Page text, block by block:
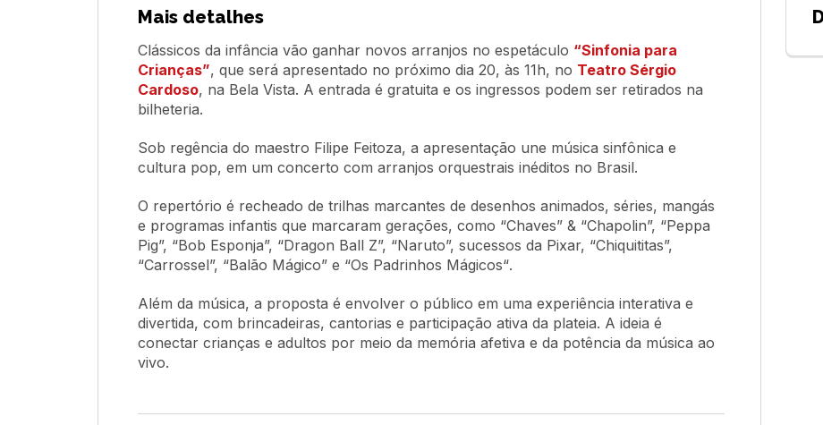
Mais detalhes
Clássicos da infância vão ganhar novos arranjos no espetáculo “Sinfonia para
Crianças”, que será apresentado no próximo dia 20, às 11h, no Teatro Sérgio
Cardoso, na Bela Vista. A entrada é gratuita e os ingressos podem ser retirados na
bilheteria.
Sob regência do maestro Filipe Feitoza, a apresentação une música sinfônica e
cultura pop, em um concerto com arranjos orquestrais inéditos no Brasil.
O repertório é recheado de trilhas marcantes de desenhos animados, séries, mangás
e programas infantis que marcaram gerações, como “Chaves” & “Chapolin”, “Peppa
Pig”, “Bob Esponja”, “Dragon Ball Z”, “Naruto”, sucessos da Pixar, “Chiquititas”,
“Carrossel”, “Balão Mágico” e “Os Padrinhos Mágicos“.
Além da música, a proposta é envolver o público em uma experiência interativa e
divertida, com brincadeiras, cantorias e participação ativa da plateia. A ideia é
conectar crianças e adultos por meio da memória afetiva e da potência da música ao
vivo.